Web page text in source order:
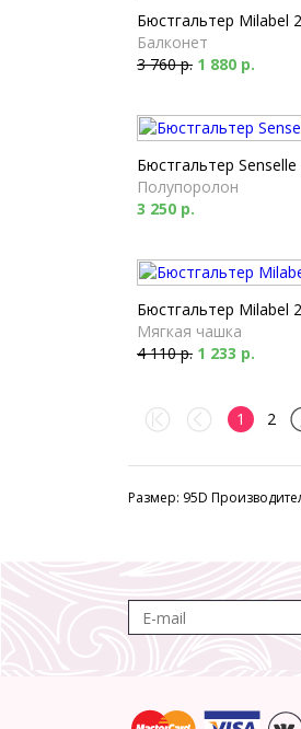
Бюстгальтер Milabel
Балконет
3 760 р. 1 880 р.
Бюстгальтер
Полупоролон
3 250 р.
Бюстгальтер Milabel
Мягкая чашка
4 110 р. 1 233 р.
1 2
Размер: 95D